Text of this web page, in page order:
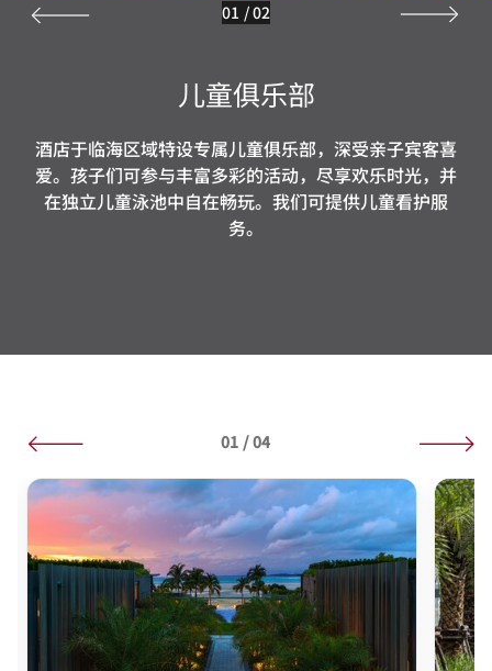
儿童俱乐部
酒店于临海区域特设专属儿童俱乐部，深受亲子宾客喜
爱。孩子们可参与丰富多彩的活动，尽享欢乐时光，并
在独立儿童泳池中自在畅玩。我们可提供儿童看护服
务。
01 /02
01 / 04